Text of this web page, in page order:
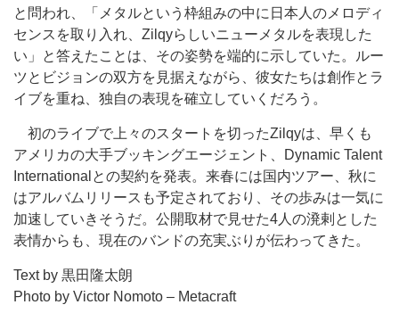
と問われ、「メタルという枠組みの中に日本人のメロディ
センスを取り入れ、Zilqyらしいニューメタルを表現した
い」と答えたことは、その姿勢を端的に示していた。ルー
ツとビジョンの双方を見据えながら、彼女たちは創作とラ
イブを重ね、独自の表現を確立していくだろう。
初のライブで上々のスタートを切ったZilqyは、早くも
アメリカの大手ブッキングエージェント、Dynamic Talent
Internationalとの契約を発表。来春には国内ツアー、秋に
はアルバムリリースも予定されており、その歩みは一気に
加速していきそうだ。公開取材で見せた4人の溌剌とした
表情からも、現在のバンドの充実ぶりが伝わってきた。
Text by 黒田 隆太朗
Photo by Victor Nomoto – Metacraft